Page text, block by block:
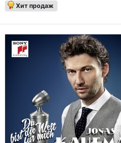
Хит продаж